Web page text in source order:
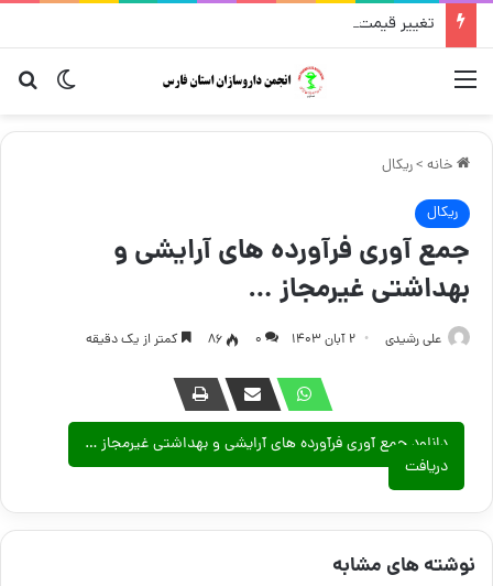
تغییر قیمت مکمل و گیاهی ۱۴ مرداد
تغییر منو
خانه >ریکال
ریکال
جمع آوری فرآورده های آرایشی و
بهداشتی غیرمجاز …
علی رشیدی ۲ آبان ۱۴۰۳ ۰ 86 کمتر از یک دقیقه
دانلود جمع آوری فرآورده های آرایشی و بهداشتی غیرمجاز …
دریافت
نوشته های مشابه